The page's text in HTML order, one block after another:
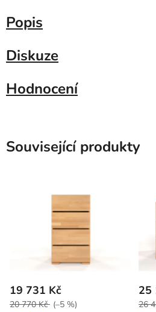
Popis
Diskuze
Hodnocení
Související produkty
19 731 Kč
20 770 Kč (–5 %)
25
26